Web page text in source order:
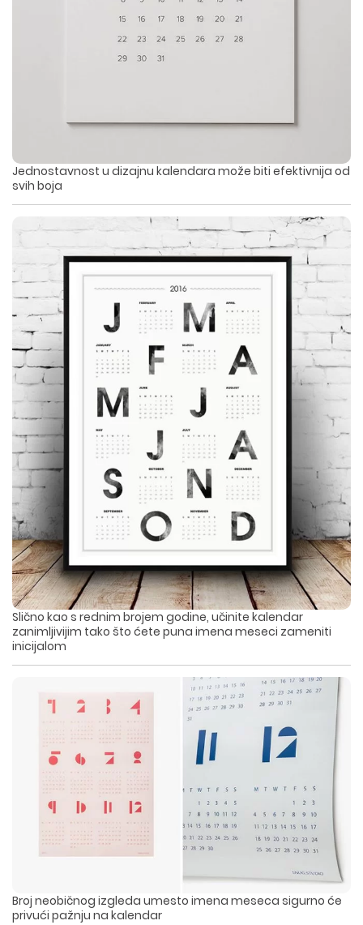
Jednostavnost u dizajnu kalendara može biti efektivnija od
svih boja
Slično kao s rednim brojem godine, učinite kalendar
zanimljivijim tako što ćete puna imena meseci zameniti
inicijalom
Broj neobičnog izgleda umesto imena meseca sigurno će
privući pažnju na kalendar